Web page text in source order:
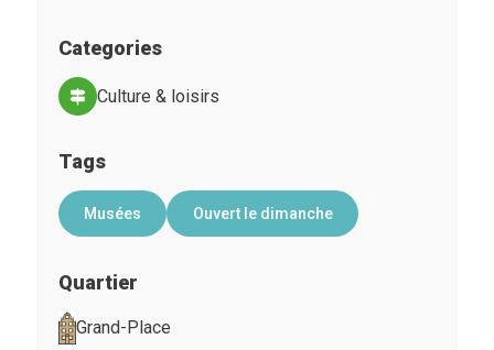
Categories
Culture & loisirs
Tags
Musées Ouvert le dimanche
Quartier
Grand-Place